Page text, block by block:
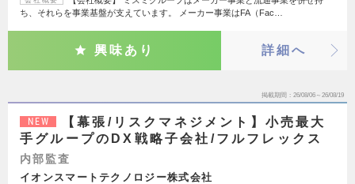
ち、それらを事業基盤が支えています。 メーカー事業はFA（Fac…
興味あり 詳細へ
掲載期間 26/08/06～26/08/19
NEW
【幕張/リスクマネジメント】小売最大
手グループのDX戦略子会社/フルフレックス
内部監査
イオンスマートテクノロジー株式会社